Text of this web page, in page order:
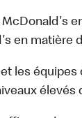
en
en matière
équipes
élevés